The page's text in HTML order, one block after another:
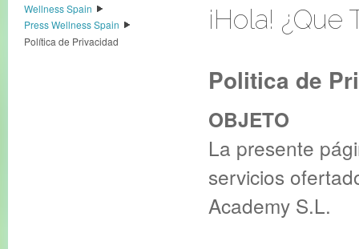
Wellness Spain
Press Wellness Spain
Política de Privacidad
¡Hola! ¿Que
Politica de
OBJETO
La presente
servicios
Academy S.L.